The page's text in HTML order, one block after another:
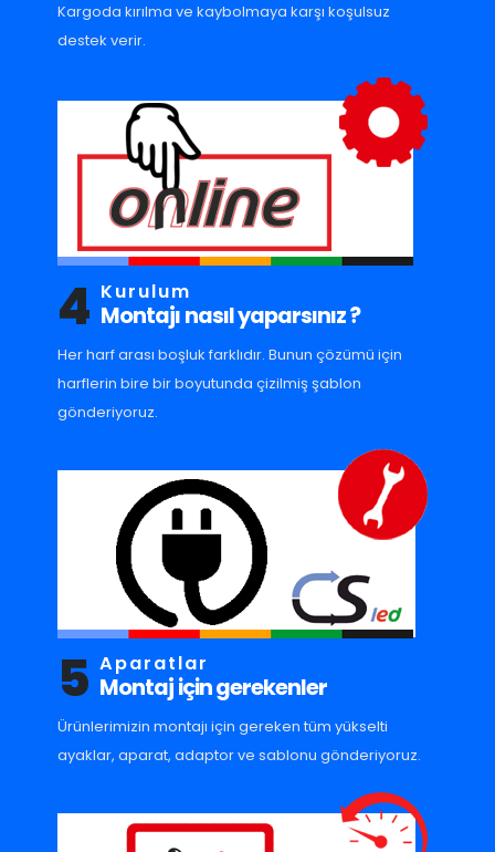
Kargoda kırılma ve kaybolmaya karşı koşulsuz
destek verir.
4 Kurulum
Montajı nasıl yaparsınız ?
Her harf arası boşluk farklıdır. Bunun çözümü için
harflerin bire bir boyutunda çizilmiş şablon
gönderiyoruz.
5 Aparatlar
Montaj için gerekenler
Ürünlerimizin montajı için gereken tüm yükselti
ayaklar, aparat, adaptor ve sablonu gönderiyoruz.